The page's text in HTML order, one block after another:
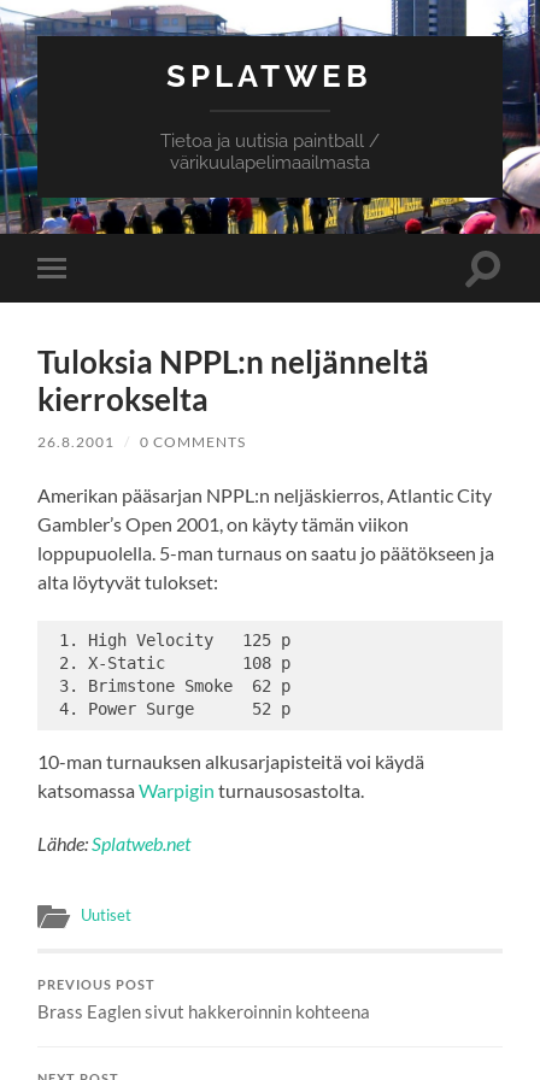
SPLATWEB
Tietoa ja uutisia paintball /
värikuulapelimaailmasta
Toggle
mobile
Toggle
Tuloksia NPPL:n neljänneltä
kierrokselta
26.8.2001 / 0 COMMENTS
Amerikan pääsarjan NPPL:n neljäskierros, Atlantic City
Gambler’s Open 2001, on käyty tämän viikon
loppupuolella. 5-man turnaus on saatu jo päätökseen ja
alta löytyvät tulokset:
1. High Velocity   125 p
2. X-Static        108 p
3. Brimstone Smoke  62 p
4. Power Surge      52 p
10-man turnauksen alkusarjapisteitä voi käydä
katsomassaWarpigin turnausosastolta.
Lähde: Splatweb.net
Uutiset
PREVIOUS POST
Brass Eaglen sivut hakkeroinnin kohteena